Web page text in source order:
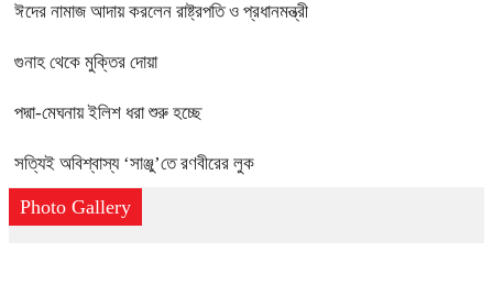
ঈদের নামাজ আদায় করলেন রাষ্ট্রপতি ও প্রধানমন্ত্রী
গুনাহ থেকে মুক্তির দোয়া
পদ্মা-মেঘনায় ইলিশ ধরা শুরু হচ্ছে
সত্যিই অবিশ্বাস্য ‘সাঞ্জু’তে রণবীরের লুক
Photo Gallery